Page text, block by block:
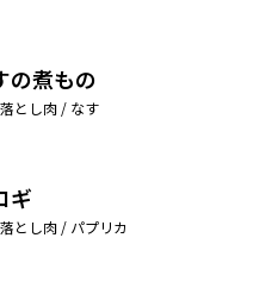
の煮もの
とし肉 / なす
ギ
とし肉 / パプリカ